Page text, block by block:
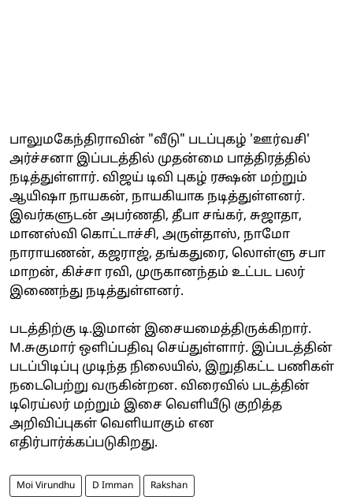
பாலுமகேந்திராவின் "வீடு" படப்புகழ் 'ஊர்வசி'
அர்ச்சனா இப்படத்தில் முதன்மை பாத்திரத்தில்
நடித்துள்ளார். விஜய் டிவி புகழ் ரக்ஷன் மற்றும்
ஆயிஷா நாயகன், நாயகியாக நடித்துள்ளனர்.
இவர்களுடன் அபர்ணதி, தீபா சங்கர், சுஜாதா,
மானஸ்வி கொட்டாச்சி, அருள்தாஸ், நாமோ
நாராயணன், கஜராஜ், தங்கதுரை, லொள்ளு சபா
மாறன், கிச்சா ரவி, முருகானந்தம் உட்பட பலர்
இணைந்து நடித்துள்ளனர்.
படத்திற்கு டி.இமான் இசையமைத்திருக்கிறார்.
M.சுகுமார் ஒளிப்பதிவு செய்துள்ளார். இப்படத்தின்
படப்பிடிப்பு முடிந்த நிலையில், இறுதிகட்ட பணிகள்
நடைபெற்று வருகின்றன. விரைவில் படத்தின்
டிரெய்லர் மற்றும் இசை வெளியீடு குறித்த
அறிவிப்புகள் வெளியாகும் என
எதிர்பார்க்கப்படுகிறது.
Moi Virundhu D Imman Rakshan